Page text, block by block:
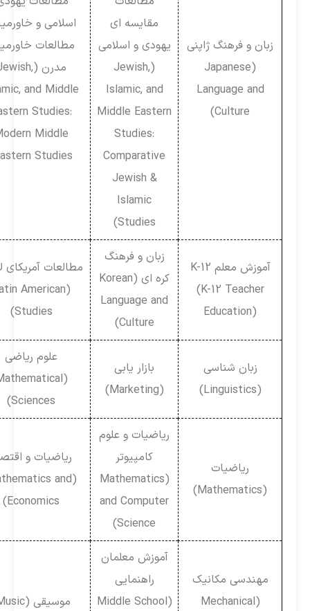
زبان و فرهنگ ژاپنی
(Japanese
Language and
Culture)
مقایسه ای
یهودی و اسلامی
(Jewish,
Islamic, and
Middle Eastern
Studies:
Comparative
Jewish &
Islamic
Studies)
اسلامی و خاورمیانه:
مطالعات خاورمیانه
مدرن (Jewish,
Islamic, and Middle
Eastern Studies:
Modern Middle
Eastern Studies)
آموزش معلم K-12
(K-12 Teacher
Education)
زبان و فرهنگ
کره ای (Korean
Language and
Culture)
مطالعات آمریکای لاتین
(Latin American
Studies)
زبان شناسی
بازار یابی
علوم ریاضی
(Mathematical
Sciences)
ریاضیات
ریاضیات و علوم
کامپیوتر
(Mathematics
and Computer
Science)
ریاضیات و اقتصاد
(Mathematics and
Economics)
مهندسی مکانیک
(Mechanical
آموزش معلمان
راهنمایی
(Middle School
موسیقی (Music)